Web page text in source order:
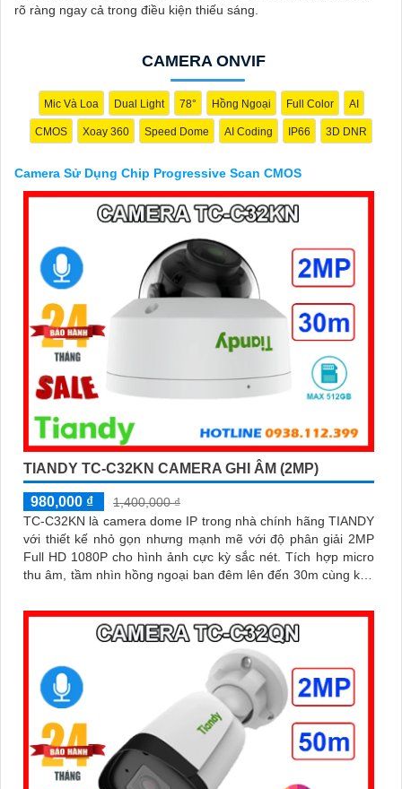
rõ ràng ngay cả trong điều kiện thiếu sáng.
CAMERA ONVIF
Mic Và Loa Dual Light 78° Hồng Ngoại Full Color AI
CMOS Xoay 360 Speed Dome AI Coding IP66 3D DNR
Camera Sử Dụng Chip Progressive Scan CMOS
TIANDY TC-C32KN CAMERA GHI ÂM (2MP)
980,000 ₫
1,400,000 ₫
TC-C32KN là camera dome IP trong nhà chính hãng TIANDY
với thiết kế nhỏ gọn nhưng mạnh mẽ với độ phân giải 2MP
Full HD 1080P cho hình ảnh cực kỳ sắc nét. Tích hợp micro
thu âm, tầm nhìn hồng ngoại ban đêm lên đến 30m cùng khe
giám sát liên tục